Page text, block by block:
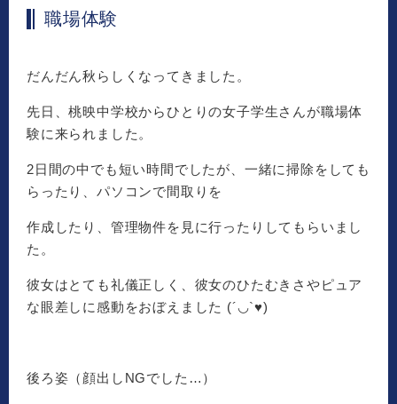
職場体験
だんだん秋らしくなってきました。
先日、桃映中学校からひとりの女子学生さんが職場体
験に来られました。
2日間の中でも短い時間でしたが、一緒に掃除をしても
らったり、パソコンで間取りを
作成したり、管理物件を見に行ったりしてもらいまし
た。
彼女はとても礼儀正しく、彼女のひたむきさやピュア
な眼差しに感動をおぼえました (´◡`♥)
後ろ姿（顔出しNGでした…）